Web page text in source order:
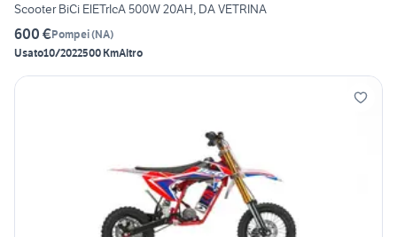
Scooter BiCi ElETrIcA 500W 20AH, DA VETRINA
600 €Pompei(NA)
Usato10/2022500 KmAltro